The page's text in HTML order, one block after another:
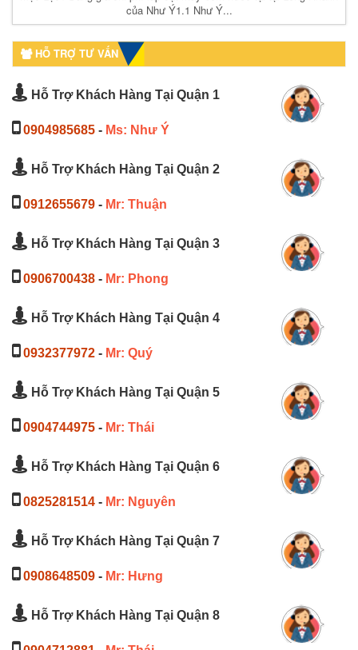
của Như Ý1.1 Như Ý...
HỖ TRỢ TƯ VẤN
Hỗ Trợ Khách Hàng Tại Quận 1
0904985685 - Ms: Như Ý
Hỗ Trợ Khách Hàng Tại Quận 2
0912655679 - Mr: Thuận
Hỗ Trợ Khách Hàng Tại Quận 3
0906700438 - Mr: Phong
Hỗ Trợ Khách Hàng Tại Quận 4
0932377972 - Mr: Quý
Hỗ Trợ Khách Hàng Tại Quận 5
0904744975 - Mr: Thái
Hỗ Trợ Khách Hàng Tại Quận 6
0825281514 - Mr: Nguyên
Hỗ Trợ Khách Hàng Tại Quận 7
0908648509 - Mr: Hưng
Hỗ Trợ Khách Hàng Tại Quận 8